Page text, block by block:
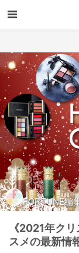
FORTUNE編
《2021年ク
スメの最新情